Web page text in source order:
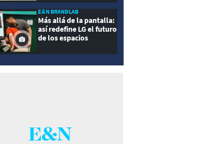
E&N BRANDLAB
Más allá de la pantalla:
así redefine LG el futuro
de los espacios